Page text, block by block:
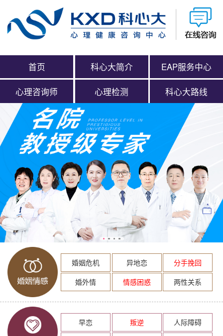
首页 科心大简介 EAP服务中心
心理咨询师 心理检测 科心大路线
婚姻危机 异地恋
分手挽回
婚外情
情感困惑 两性关系
早恋 叛逆
人际障碍